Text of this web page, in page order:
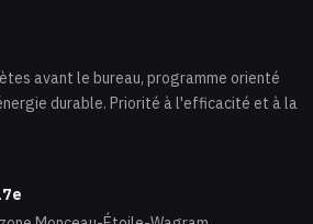
avant le bureau, programme orienté
durable. Priorité à l'efficacité et à la